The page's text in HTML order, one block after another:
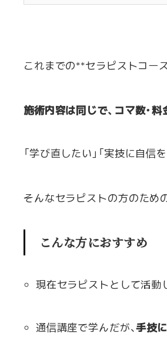
これまでの**セラピストコース
施術内容は同じで、コマ数・
「学び直したい」「実技に自信
そんなセラピストの方のための
こんな方におすすめ
現在セラピストとして活動
通信講座で学んだが、手技